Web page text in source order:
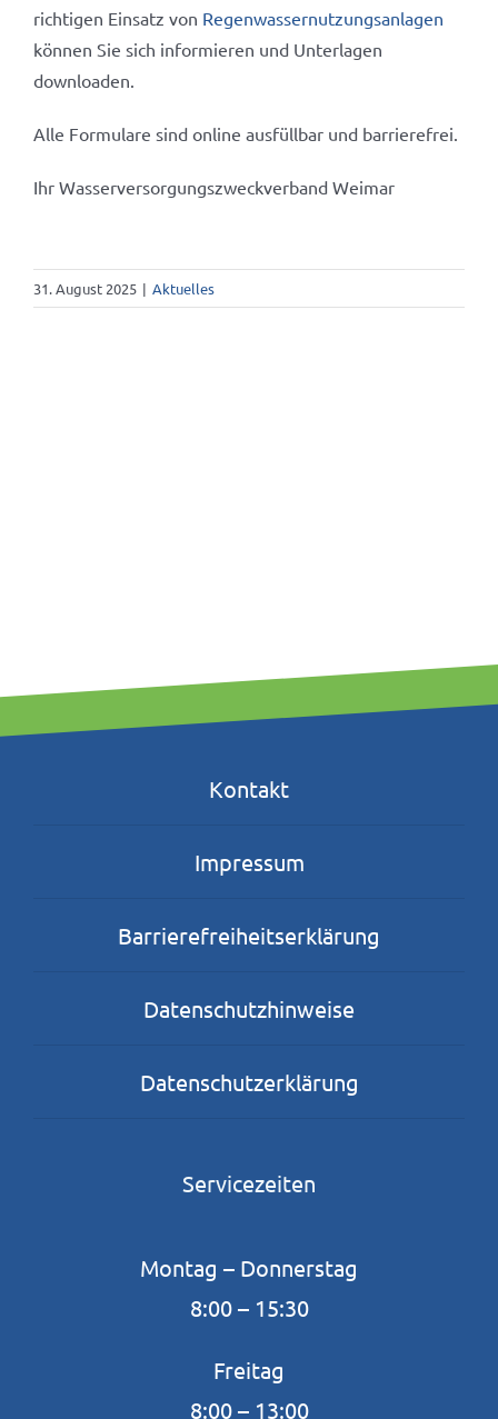
richtigen Einsatz von Regenwassernutzungsanlagen
können Sie sich informieren und Unterlagen
downloaden.
Alle Formulare sind online ausfüllbar und barrierefrei.
Ihr Wasserversorgungszweckverband Weimar
31. August 2025 | Aktuelles
Servicezeiten
Montag – Donnerstag
8:00 – 15:30
Freitag
8:00 – 13:00
Kontakt
Impressum
Barrierefreiheitserklärung
Datenschutzhinweise
Datenschutzerklärung